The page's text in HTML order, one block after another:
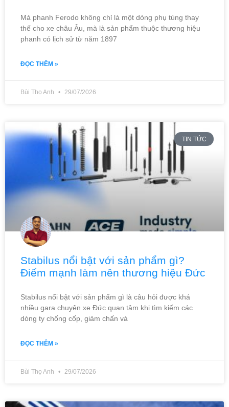
Má phanh Ferodo không chỉ là một dòng phụ tùng thay
thế cho xe châu Âu, mà là sản phẩm thuộc thương hiệu
phanh có lịch sử từ năm 1897
ĐỌC THÊM »
Bùi Thọ Anh 29/07/2026
TIN TỨC
Stabilus nổi bật với sản phẩm gì?
Điểm mạnh làm nên thương hiệu Đức
Stabilus nổi bật với sản phẩm gì là câu hỏi được khá
nhiều gara chuyên xe Đức quan tâm khi tìm kiếm các
dòng ty chống cốp, giảm chấn và
ĐỌC THÊM »
Bùi Thọ Anh 29/07/2026